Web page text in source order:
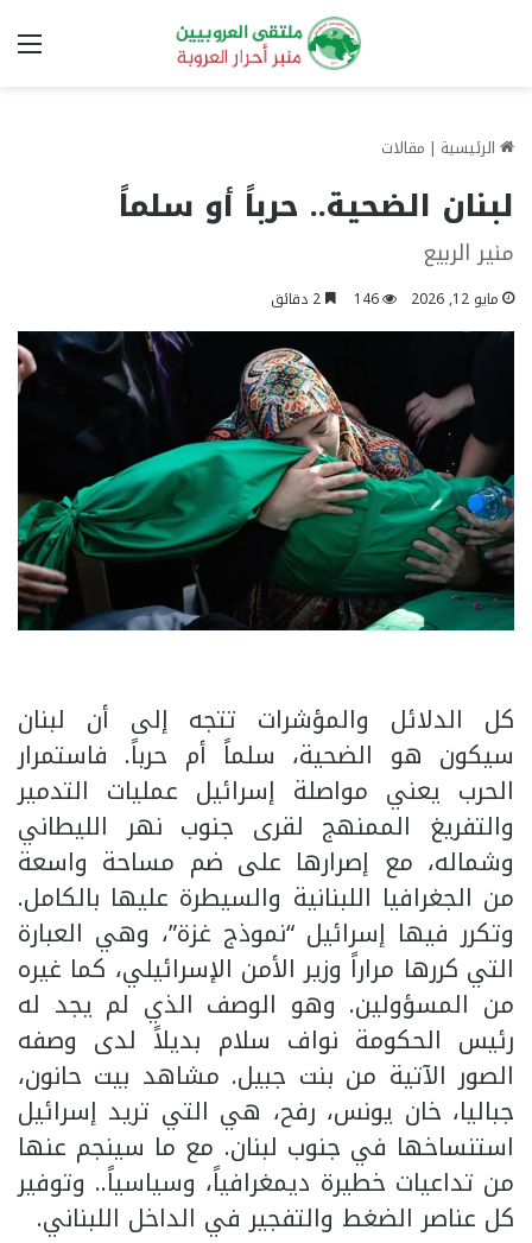
الرئيسية | مقالات
لبنان الضحية.. حرباً أو سلماً
منير الربيع
مايو 12, 2026 146
كل الدلائل والمؤشرات تتجه إلى أن لبنان
سيكون هو الضحية، سلماً أم حرباً. فاستمرار
الحرب يعني مواصلة إسرائيل عمليات التدمير
والتفريغ الممنهج لقرى جنوب نهر الليطاني
وشماله، مع إصرارها على ضم مساحة واسعة
من الجغرافيا اللبنانية والسيطرة عليها بالكامل.
وتكرر فيها إسرائيل “نموذج غزة”، وهي العبارة
التي كررها مراراً وزير الأمن الإسرائيلي، كما غيره
من المسؤولين. وهو الوصف الذي لم يجد له
رئيس الحكومة نواف سلام بديلاً لدى وصفه
الصور الآتية من بنت جبيل. مشاهد بيت حانون،
جباليا، خان يونس، رفح، هي التي تريد إسرائيل
استنساخها في جنوب لبنان. مع ما سينجم عنها
من تداعيات خطيرة ديمغرافياً، وسياسياً.. وتوفير
كل عناصر الضغط والتفجير في الداخل اللبناني.